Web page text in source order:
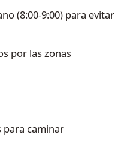
(8:00-9:00) para evitar
por las zonas
para caminar